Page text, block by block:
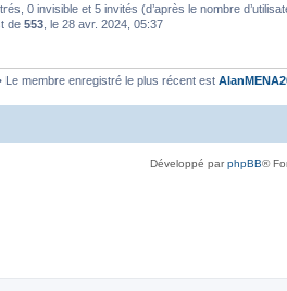
0 invisible et 5 invités (d’après le nombre
de 553 , le 28 avr. 2024, 05:37
Le membre enregistré le plus récent est
Développé parphpBB®